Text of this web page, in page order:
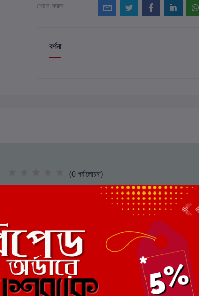
শেয়ার করুন
বর্ণনা
(0 পর্যালোচনা)
এই বইয়ের জন্য এখনও কোন